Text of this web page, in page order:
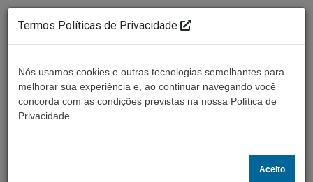
Termos Políticas de Privacidade
Nós usamos cookies e outras tecnologias semelhantes para
melhorar sua experiência e, ao continuar navegando você
concorda com as condições previstas na nossa Política de
Privacidade.
Aceito